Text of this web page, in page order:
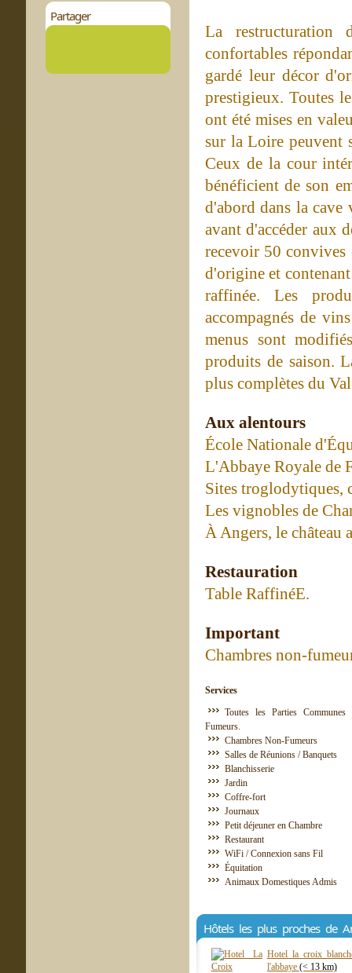
Partager
La restructuration
confortables
gardé leur décor
prestigieux. Toutes
ont été mises en
sur la Loire peuvent
Ceux de la cour
bénéficient de son
d'abord dans la
avant d'accéder aux
recevoir 50 convives
d'origine et
raffinée. Les
accompagnés de
menus sont
produits de saison.
plus complètes du
Aux alentours
École Nationale
L'Abbaye Royale de
Sites troglodytiques,
Les vignobles de
À Angers, le château
Restauration
Table RaffinéE.
Important
Chambres non-
Services
Toutes les Parties
Fumeurs.
Chambres Non-Fumeurs
Salles de Réunions / Banquets
Blanchisserie
Jardin
Coffre-fort
Journaux
Petit déjeuner en Chambre
Restaurant
WiFi / Connexion sans Fil
Équitation
Animaux Domestiques Admis
Hôtels les plus proches de
Hotel la croix
l'abbaye (< 13 km)